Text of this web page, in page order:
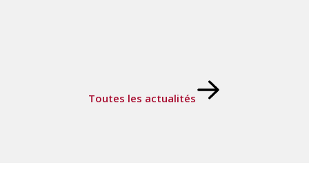
Toutes les actualités